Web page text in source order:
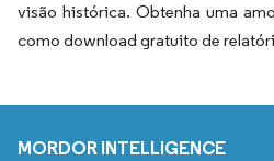
visão histórica. Obtenha uma
como download gratuito de
MORDOR INTELLIGENCE